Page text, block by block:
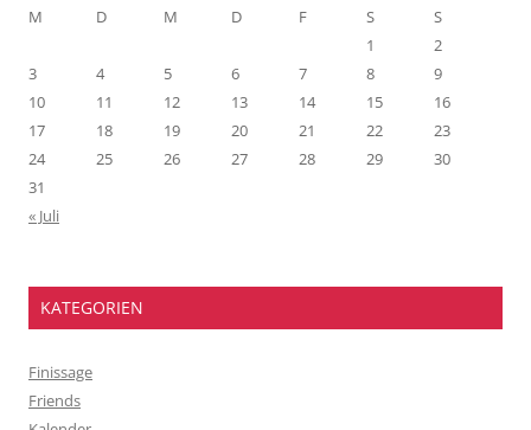
M
D M D F S
S
1
2
3
4 5 6 7 8
9
10
11 12 13 14 15
16
17
18 19 20 21 22
23
24
25 26 27 28 29
30
31
« Juli
KATEGORIEN
Finissage
Friends